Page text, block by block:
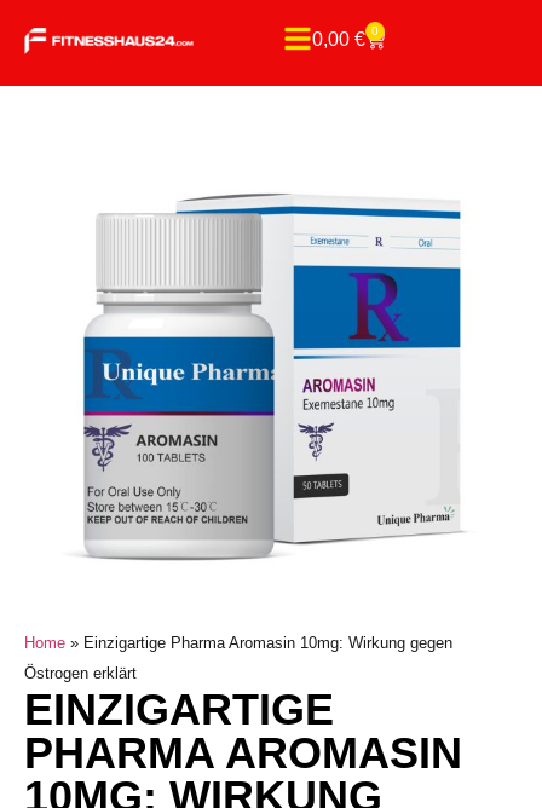
0,00 € 0
Home » Einzigartige Pharma Aromasin 10mg: Wirkung gegen
Östrogen erklärt
EINZIGARTIGE
PHARMA AROMASIN
10MG: WIRKUNG